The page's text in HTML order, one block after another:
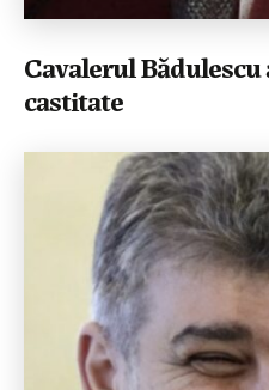
Cavalerul
castitate